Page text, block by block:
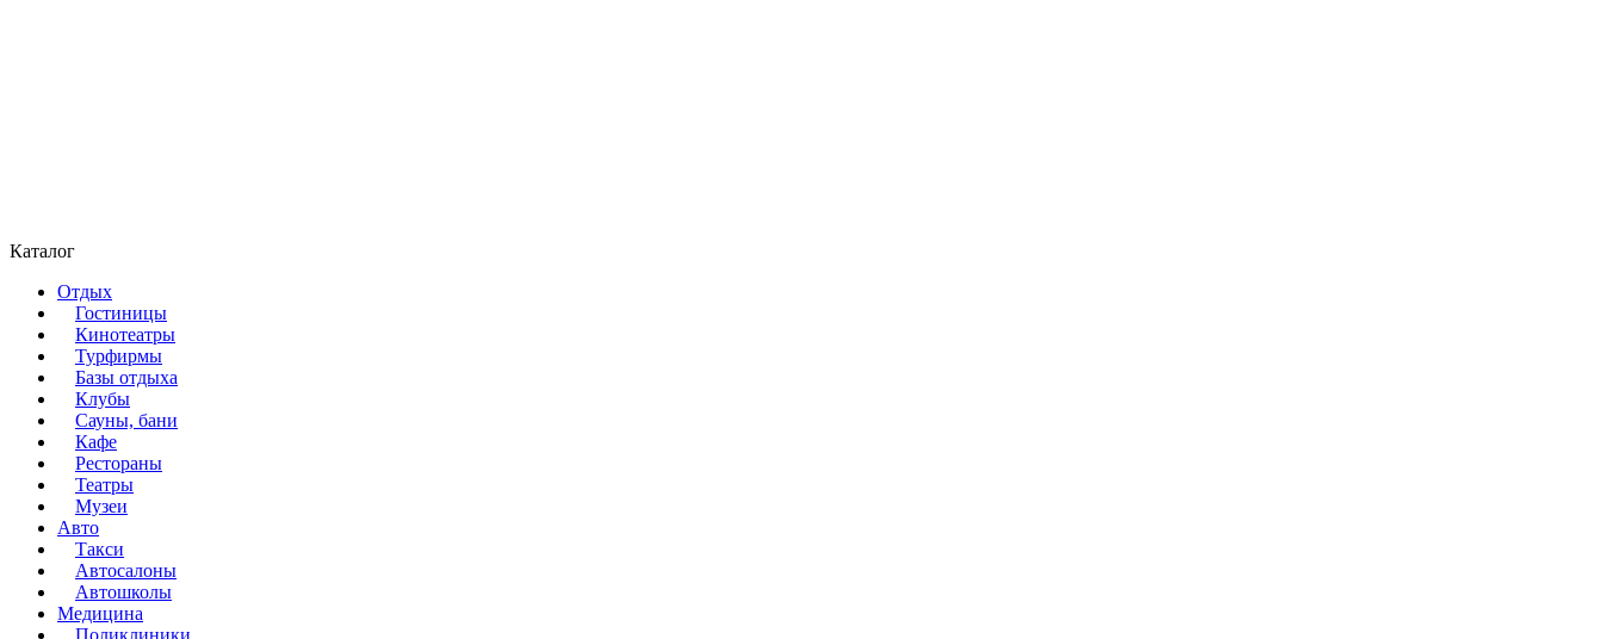
Каталог
Отдых
Гостиницы
Кинотеатры
Турфирмы
Базы отдыха
Клубы
Сауны, бани
Кафе
Рестораны
Театры
Музеи
Авто
Такси
Автосалоны
Автошколы
Медицина